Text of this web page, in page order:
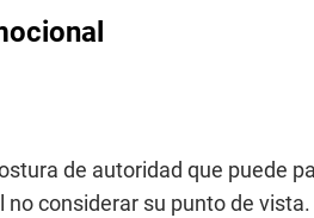
de autoridad que puede
considerar su punto de vista.